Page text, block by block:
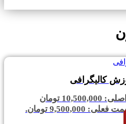
کالیگرافی
قیمت اصلی: 10,500,000 تومان
فعلی: 9,500,000 تومان.